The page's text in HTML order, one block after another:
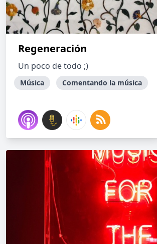
Regeneración
Un poco de todo ;)
Música Comentando la música